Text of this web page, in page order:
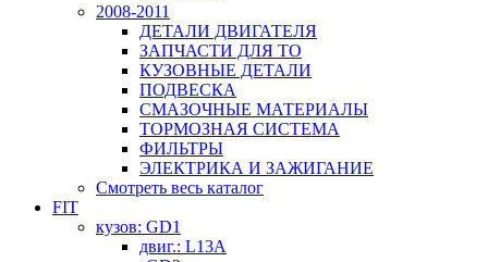
2008-2011
ДЕТАЛИ ДВИГАТЕЛЯ
ЗАПЧАСТИ ДЛЯ ТО
КУЗОВНЫЕ ДЕТАЛИ
ПОДВЕСКА
СМАЗОЧНЫЕ МАТЕРИАЛЫ
ТОРМОЗНАЯ СИСТЕМА
ФИЛЬТРЫ
ЭЛЕКТРИКА И ЗАЖИГАНИЕ
Смотреть весь каталог
FIT
кузов: GD1
двиг.: L13A